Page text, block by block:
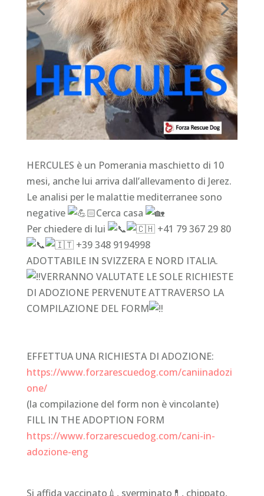
HERCULES è un Pomerania maschietto di 10
mesi, anche lui arriva dall’allevamento di Jerez.
Le analisi per le malattie mediterranee sono
negative
Cerca casa
Per chiedere di lui
+41 79 367 29 80
+39 348 9194998
ADOTTABILE IN SVIZZERA E NORD ITALIA.
VERRANNO VALUTATE LE SOLE RICHIESTE
DI ADOZIONE PERVENUTE ATTRAVERSO LA
COMPILAZIONE DEL FORM
EFFETTUAUNA RICHIESTA DI ADOZIONE:
https://www.forzarescuedog.com/caniinadozi
one/
(la compilazione del form non è vincolante)
FILL IN THE ADOPTION FORM
https://www.forzarescuedog.com/cani-in-
adozione-eng
Si affida vaccinato💉, sverminato💊, chippato,